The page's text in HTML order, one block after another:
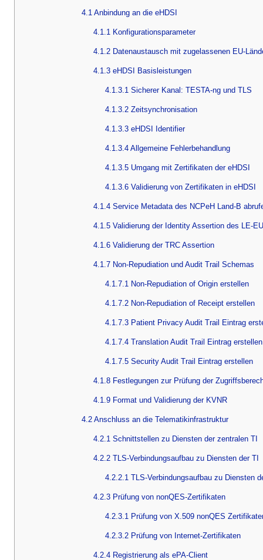
4.1 Anbindung an die eHDSI
4.1.1 Konfigurationsparameter
4.1.2 Datenaustausch mit zugelassenen EU-
4.1.3 eHDSI Basisleistungen
4.1.3.1 Sicherer Kanal: TESTA-ng und TLS
4.1.3.2 Zeitsynchronisation
4.1.3.3 eHDSI Identifier
4.1.3.4 Allgemeine Fehlerbehandlung
4.1.3.5 Umgang mit Zertifikaten der eHDSI
4.1.3.6 Validierung von Zertifikaten in eHDSI
4.1.4 Service Metadata des NCPeH Land-B
4.1.5 Validierung der Identity Assertion des LE-EU
4.1.6 Validierung der TRC Assertion
4.1.7 Non-Repudiation und Audit Trail Schemas
4.1.7.1 Non-Repudiation of Origin erstellen
4.1.7.2 Non-Repudiation of Receipt erstellen
4.1.7.3 Patient Privacy Audit Trail Eintrag
4.1.7.4 Translation Audit Trail Eintrag erstellen
4.1.7.5 Security Audit Trail Eintrag erstellen
4.1.8 Festlegungen zur Prüfung der
4.1.9 Format und Validierung der KVNR
4.2 Anschluss an die Telematikinfrastruktur
4.2.1 Schnittstellen zu Diensten der zentralen TI
4.2.2 TLS-Verbindungsaufbau zu Diensten der TI
4.2.2.1 TLS-Verbindungsaufbau zu Diensten
4.2.3 Prüfung von nonQES-Zertifikaten
4.2.3.1 Prüfung von X.509 nonQES
4.2.3.2 Prüfung von Internet-Zertifikaten
4.2.4 Registrierung als ePA-Client